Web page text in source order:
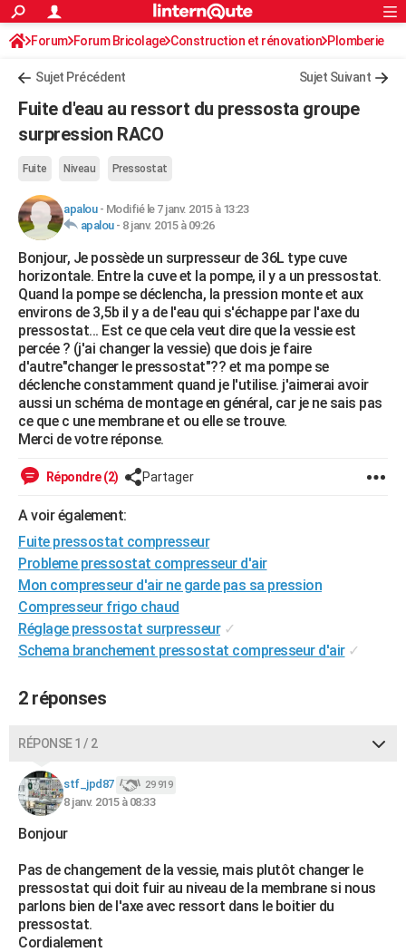
ACTUALITÉS
Politique
Société
Faits Divers
Education
Monde
Villes
+
Programme TV
Sorties cinéma
FINANCE
Retraite
Impôts
Epargne
Immobilier
Risques naturels par ville
Banque
Assurance
Crédit
AUTO
Essais
Réserver un essai
Citadines
Berlines
SUV
Forum auto
HIGH-TECH
Mobiles
Meilleur smartphone
Internet
Ordinateurs
Jeux vidéo
Guide high-tech
BRICOLAGE
Forum
Aménagement intérieur
Extérieur
Cuisine
Salle de bains
Jardinage
Rangement
WEEK-END
Guides de France
Escapades
Patrimoine
Expositions
Musées
Week-end nature
+LIFESTYLE
Art de vivre
Bien-être
Loisirs
Mode
Modes de vie
SANTE
Alimentation
Guide de la santé
Maladies
Médicaments
Sommeil
VOYAGE
Destinations
City break
Voyage nature
Voyage de noces
Forum
Climat
+PHOTO
GUIDES D'ACHAT
CARTE DE VOEUX
Carte de Noël
Carte Bonne année
Carte Saint-Valentin
Carte Pâques
Carte d'anniversaire
DICTIONNAIRE
Dictionnaire
Biographies
Citations
Expressions
Proverbes
PROGRAMME TV
COPAINS D'AVANT
Rechercher
S'inscrire
Connexion
Forum Forum Bricolage Construction et rénovation Plomberie
Sujet Précédent Sujet Suivant
Fuite d'eau au ressort du pressosta groupe
surpression RACO
Fuite Niveau Pressostat
apalou- Modifié le 7 janv. 2015 à 13:23
apalou- 8 janv. 2015 à 09:26
Bonjour, Je possède un surpresseur de 36L type cuve
horizontale. Entre la cuve et la pompe, il y a un pressostat.
Quand la pompe se déclencha, la pression monte et aux
environs de 3,5b il y a de l'eau qui s'échappe par l'axe du
pressostat... Est ce que cela veut dire que la vessie est
percée ? (j'ai changer la vessie) que dois je faire
d'autre"changer le pressostat"?? et ma pompe se
déclenche constamment quand je l'utilise. j'aimerai avoir
aussi un schéma de montage en général, car je ne sais pas
ce que c une membrane et ou elle se trouve.
Merci de votre réponse.
Répondre (2) Partager
A voir également:
Fuite pressostat compresseur
Probleme pressostat compresseur d'air
Mon compresseur d'air ne garde pas sa pression
Compresseur frigo chaud
Réglage pressostat surpresseur ✓
Schema branchement pressostat compresseur d'air ✓
2 réponses
RÉPONSE 1 / 2
stf_jpd87 29 919
8 janv. 2015 à 08:33
Bonjour
Pas de changement de la vessie, mais plutôt changer le
pressostat qui doit fuir au niveau de la membrane si nous
parlons bien de l'axe avec ressort dans le boitier du
pressostat.
Cordialement